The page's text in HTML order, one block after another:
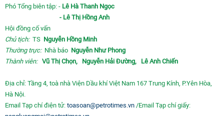
Phó Tổng biên tập: - Lê Hà Thanh Ngọc
- Lê Thị Hồng Anh
Hội đồng cố vấn
Chủ tịch:TS Nguyễn Hồng Minh
Thường trực: Nhà báo Nguyễn Như Phong
Thành viên: Vũ Thị Chọn, Nguyễn Hải Đường, Lê Anh Chiến
Địa chỉ: Tầng 4, toà nhà Viện Dầu khí Việt Nam 167 Trung Kính, P.Yên Hòa,
Hà Nội.
Email Tạp chí điện tử: toasoan@petrotimes.vn /Email Tạp chí giấy: